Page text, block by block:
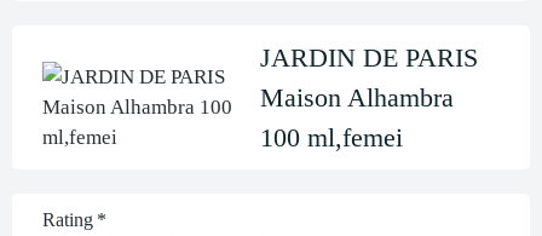
JARDIN DE PARIS
Maison Alhambra
100 ml,femei
Rating *